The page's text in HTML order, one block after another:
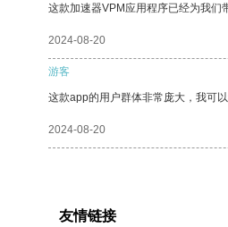
这款加速器VPM应用程序已经为我们
2024-08-20
游客
这款app的用户群体非常庞大，我可
2024-08-20
友情链接